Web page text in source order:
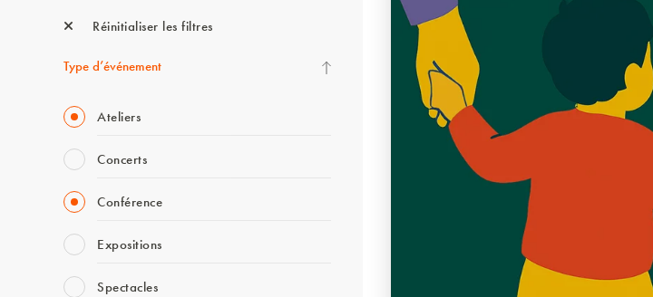
Réinitialiser les filtres
Type d’événement
Ateliers
Concerts
Conférence
Expositions
Spectacles